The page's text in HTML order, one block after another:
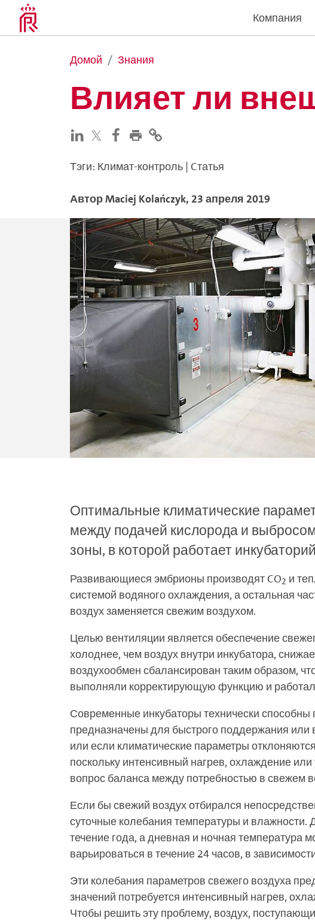
Компания
Домой Знания
Влияет ли
Тэги: Климат-контроль | Cтатья
АвторMaciej Kolańczyk, 23 апреля 2019
Оптимальные климатические
между подачей кислорода и
зоны, в которой работает
Развивающиеся эмбрионы производят CO2 и
системой водяного охлаждения, а остальная
воздух заменяется свежим воздухом.
Целью вентиляции является обеспечение
холоднее, чем воздух внутри инкубатора,
воздухообмен сбалансирован таким образом,
выполняли корректирующую функцию и
Современные инкубаторы технически
предназначены для быстрого поддержания или
или если климатические параметры
поскольку интенсивный нагрев, охлаждение
вопрос баланса между потребностью в свежем
Если бы свежий воздух отбирался
суточные колебания температуры и влажности.
течение года, а дневная и ночная температура
варьироваться в течение 24 часов, в
Эти колебания параметров свежего воздуха
значений потребуется интенсивный нагрев,
Чтобы решить эту проблему, воздух,